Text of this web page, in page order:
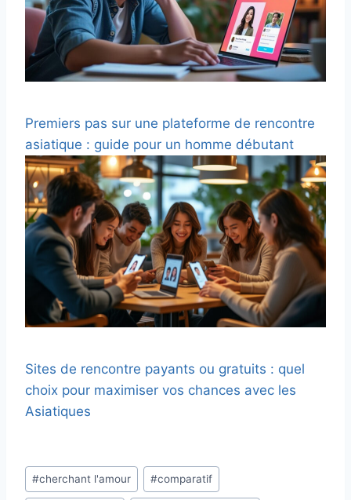
Premiers pas sur une plateforme de rencontre
asiatique : guide pour un homme débutant
Sites de rencontre payants ou gratuits : quel
choix pour maximiser vos chances avec les
Asiatiques
Étiquettes
de
#cherchant l'amour #comparatif